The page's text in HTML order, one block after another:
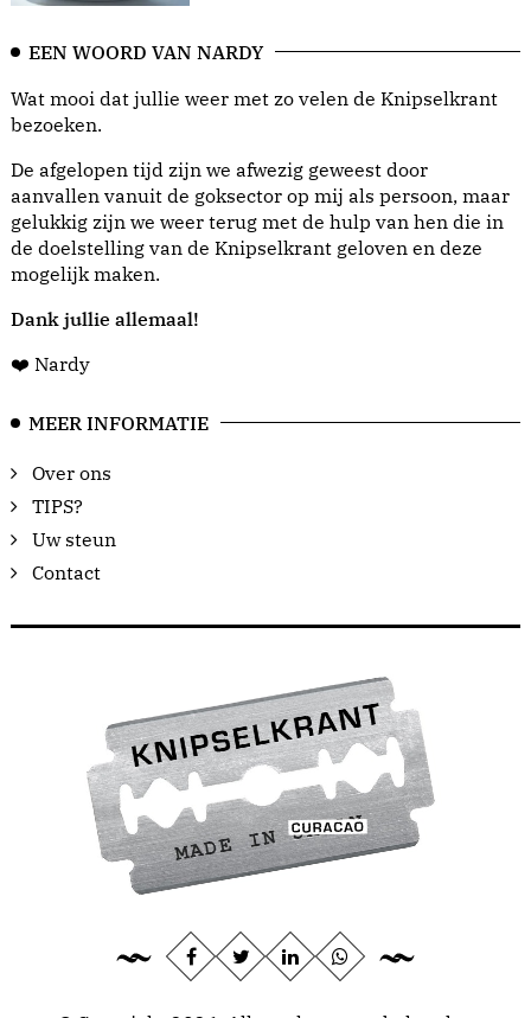
EEN WOORD VAN NARDY
Wat mooi dat jullie weer met zo velen de Knipselkrant
bezoeken.
De afgelopen tijd zijn we afwezig geweest door
aanvallen vanuit de goksector op mij als persoon, maar
gelukkig zijn we weer terug met de hulp van hen die in
de doelstelling van de Knipselkrant geloven en deze
mogelijk maken.
Dank jullie allemaal!
❤️ Nardy
MEER INFORMATIE
Over ons
TIPS?
Uw steun
Contact